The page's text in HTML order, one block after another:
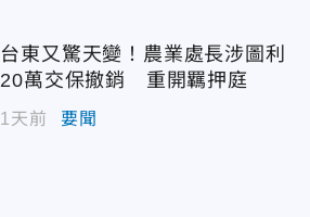
台東又驚天變！農業處長涉圖利
20萬交保撤銷 重開羈押庭
1天前 要聞